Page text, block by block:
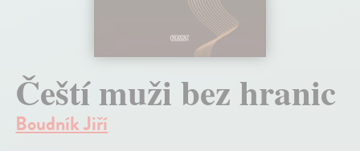
Čeští muži bez hranic
Boudník Jiří